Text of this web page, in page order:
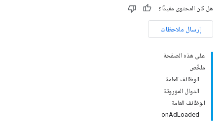
هل كان المحتوى مفيدًا؟
إرسال ملاحظات
على هذه الصفحة
ملخّص
الوظائف العامة
الدوال الموروثة
الوظائف العامة
onAdLoaded